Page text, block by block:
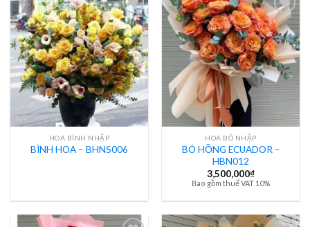
HOA BÌNH NHẬP
BÌNH HOA – BHNS006
HOA BÓ NHẬP
BÓ HỒNG ECUADOR –
HBN012
3,500,000₫
Bao gồm thuế VAT 10%